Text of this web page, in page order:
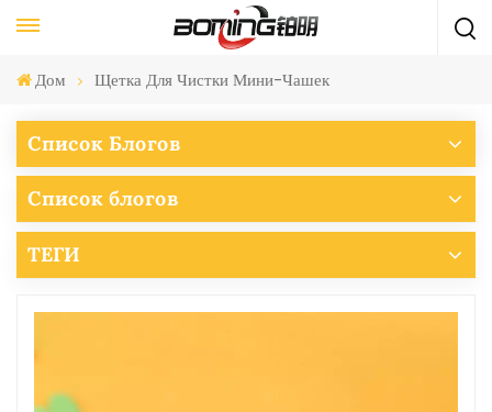
Дом Щетка Для Чистки Мини-Чашек
Список Блогов
Список блогов
ТЕГИ